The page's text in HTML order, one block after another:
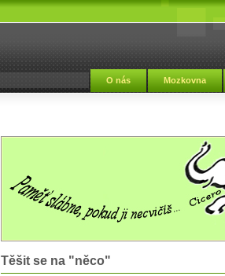
O nás Mozkovna
Těšit se na "něco"